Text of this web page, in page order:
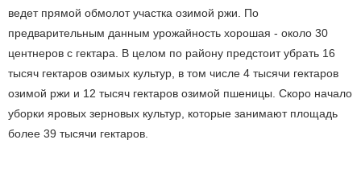
ведет прямой обмолот участка озимой ржи. По
предварительным данным урожайность хорошая - около 30
центнеров с гектара. В целом по району предстоит убрать 16
тысяч гектаров озимых культур, в том числе 4 тысячи гектаров
озимой ржи и 12 тысяч гектаров озимой пшеницы. Скоро начало
уборки яровых зерновых культур, которые занимают площадь
более 39 тысячи гектаров.